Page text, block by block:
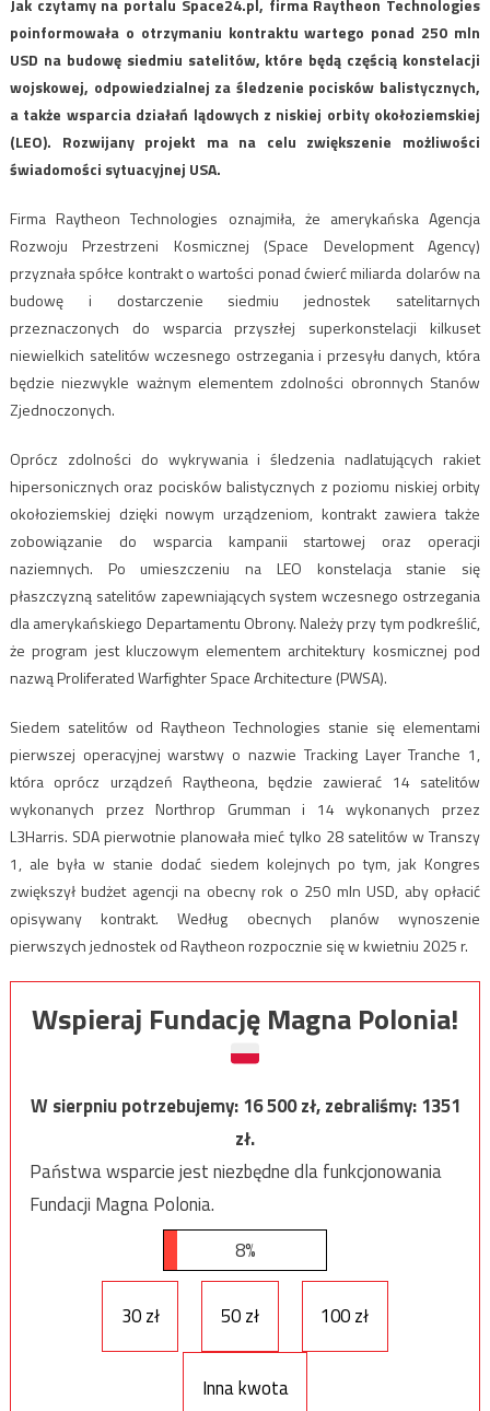
Jak czytamy na portalu Space24.pl, firma Raytheon Technologies
poinformowała o otrzymaniu kontraktu wartego ponad 250 mln
USD na budowę siedmiu satelitów, które będą częścią konstelacji
wojskowej, odpowiedzialnej za śledzenie pocisków balistycznych,
a także wsparcia działań lądowych z niskiej orbity okołoziemskiej
(LEO). Rozwijany projekt ma na celu zwiększenie możliwości
świadomości sytuacyjnej USA.
Firma Raytheon Technologies oznajmiła, że amerykańska Agencja
Rozwoju Przestrzeni Kosmicznej (Space Development Agency)
przyznała spółce kontrakt o wartości ponad ćwierć miliarda dolarów na
budowę i dostarczenie siedmiu jednostek satelitarnych
przeznaczonych do wsparcia przyszłej superkonstelacji kilkuset
niewielkich satelitów wczesnego ostrzegania i przesyłu danych, która
będzie niezwykle ważnym elementem zdolności obronnych Stanów
Zjednoczonych.
Oprócz zdolności do wykrywania i śledzenia nadlatujących rakiet
hipersonicznych oraz pocisków balistycznych z poziomu niskiej orbity
okołoziemskiej dzięki nowym urządzeniom, kontrakt zawiera także
zobowiązanie do wsparcia kampanii startowej oraz operacji
naziemnych. Po umieszczeniu na LEO konstelacja stanie się
płaszczyzną satelitów zapewniających system wczesnego ostrzegania
dla amerykańskiego Departamentu Obrony. Należy przy tym podkreślić,
że program jest kluczowym elementem architektury kosmicznej pod
nazwą Proliferated Warfighter Space Architecture (PWSA).
Siedem satelitów od Raytheon Technologies stanie się elementami
pierwszej operacyjnej warstwy o nazwie Tracking Layer Tranche 1,
która oprócz urządzeń Raytheona, będzie zawierać 14 satelitów
wykonanych przez Northrop Grumman i 14 wykonanych przez
L3Harris. SDA pierwotnie planowała mieć tylko 28 satelitów w Transzy
1, ale była w stanie dodać siedem kolejnych po tym, jak Kongres
zwiększył budżet agencji na obecny rok o 250 mln USD, aby opłacić
opisywany kontrakt. Według obecnych planów wynoszenie
pierwszych jednostek od Raytheon rozpocznie się w kwietniu 2025 r.
Wspieraj Fundację Magna Polonia!
W sierpniu potrzebujemy:16 500zł, zebraliśmy:1351
zł.
Państwa wsparcie jest niezbędne dla funkcjonowania
Fundacji Magna Polonia.
8%
30 zł 50 zł 100 zł
Inna kwota